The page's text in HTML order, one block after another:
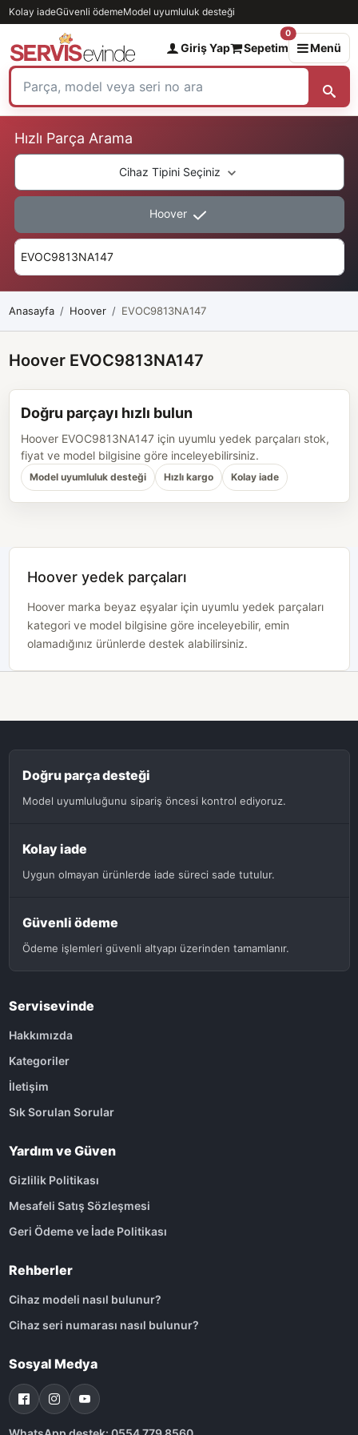
Kolay iadeGüvenli ödemeModel uyumluluk desteği
Giriş Yap Sepetim
0
Menü
Hızlı Parça Arama
Cihaz Tipini Seçiniz
Hoover
Anasayfa Hoover EVOC9813NA147
Hoover EVOC9813NA147
Doğru parçayı hızlı bulun
Hoover EVOC9813NA147 için uyumlu yedek parçaları stok,
fiyat ve model bilgisine göre inceleyebilirsiniz.
Model uyumluluk desteği Hızlı kargo Kolay iade
Hoover yedek parçaları
Hoover marka beyaz eşyalar için uyumlu yedek parçaları
kategori ve model bilgisine göre inceleyebilir, emin
olamadığınız ürünlerde destek alabilirsiniz.
Doğru parça desteği
Model uyumluluğunu sipariş öncesi kontrol ediyoruz.
Kolay iade
Uygun olmayan ürünlerde iade süreci sade tutulur.
Güvenli ödeme
Ödeme işlemleri güvenli altyapı üzerinden tamamlanır.
Servisevinde
Hakkımızda
Kategoriler
İletişim
Sık Sorulan Sorular
Yardım ve Güven
Gizlilik Politikası
Mesafeli Satış Sözleşmesi
Geri Ödeme ve İade Politikası
Rehberler
Cihaz modeli nasıl bulunur?
Cihaz seri numarası nasıl bulunur?
Sosyal Medya